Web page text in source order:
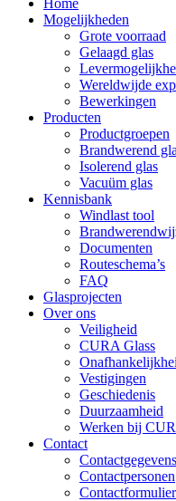
Home
Mogelijkheden
Grote voorraad
Gelaagd glas
Wereldwijde
Bewerkingen
Producten
Productgroepen
Brandwerend
Isolerend glas
Vacuüm glas
Kennisbank
Windlast tool
Documenten
Routeschema’s
FAQ
Glasprojecten
Over ons
Veiligheid
CURA Glass
Vestigingen
Geschiedenis
Duurzaamheid
Werken bij
Contact
Contactgegevens
Contactpersonen
Contactformulier